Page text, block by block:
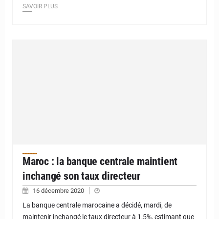
SAVOIR PLUS
Maroc : la banque centrale maintient
inchangé son taux directeur
16 décembre 2020
La banque centrale marocaine a décidé, mardi, de
maintenir inchangé le taux directeur à 1,5%, estimant que